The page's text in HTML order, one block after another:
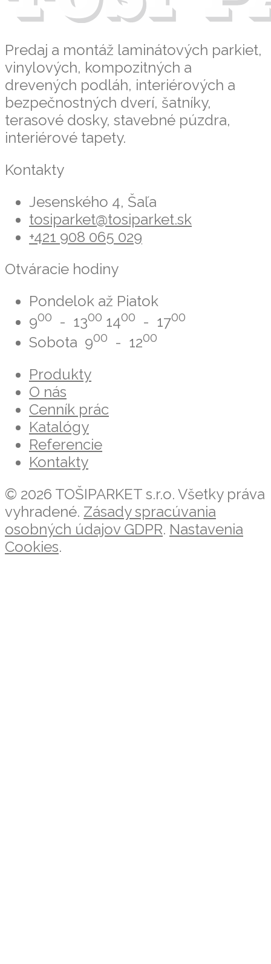
Predaj a montáž laminátových parkiet,
vinylových, kompozitných a
drevených podláh, interiérových a
bezpečnostných dverí, šatníky,
terasové dosky, stavebné púzdra,
interiérové tapety.
Kontakty
Jesenského 4, Šaľa
tosiparket@tosiparket.sk
+421 908 065 029
Otváracie hodiny
Pondelok až Piatok
900 - 1300 1400 - 1700
Sobota 900 - 1200
Produkty
O nás
Cenník prác
Katalógy
Referencie
Kontakty
© 2026 TOŠIPARKET s.r.o. Všetky práva
vyhradené. Zásady spracúvania
osobných údajov GDPR. Nastavenia
Cookies.